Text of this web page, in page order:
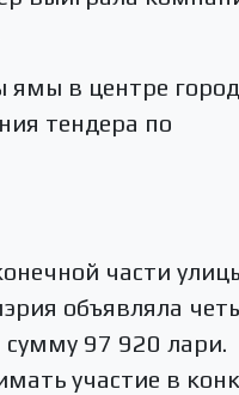
ямы в центре
тендера по
части
объявляла
сумму 97 920 лари.
участие в